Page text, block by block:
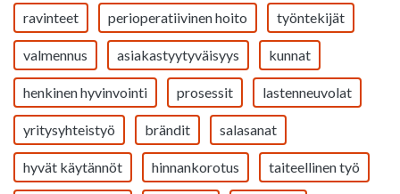
ravinteet perioperatiivinen hoito työntekijät
valmennus asiakastyytyväisyys kunnat
henkinen hyvinvointi prosessit lastenneuvolat
yritysyhteistyö brändit salasanat
hyvät käytännöt hinnankorotus taiteellinen työ